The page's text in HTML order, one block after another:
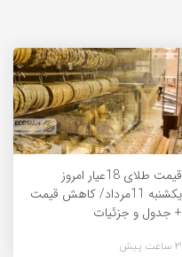
قیمت طلای 18عیار امروز
یکشنبه 11مرداد/ کاهش قیمت
+ جدول و جزئیات
3 ساعت پیش